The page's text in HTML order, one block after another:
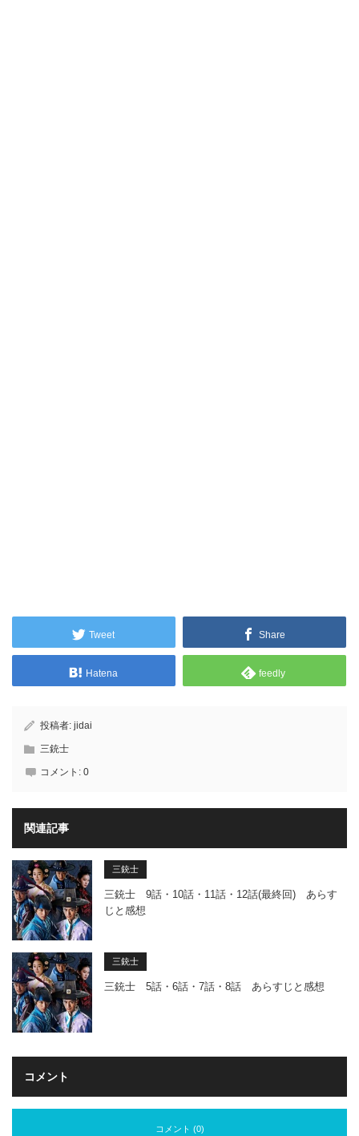
Tweet Share
Hatena feedly
投稿者: jidai
三銃士
コメント: 0
関連記事
三銃士
三銃士 9話・10話・11話・12話(最終回) あらす
じと感想
三銃士
三銃士 5話・6話・7話・8話 あらすじと感想
コメント
コメント (0)